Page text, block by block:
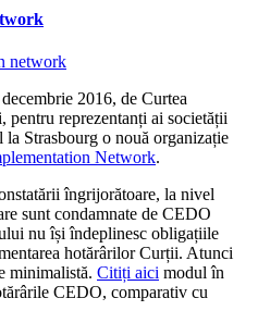
2016, de Curtea
reprezentanți ai societății
Strasbourg o nouă organizație
Network.
îngrijorătoare, la nivel
sunt condamnate de CEDO
nu își îndeplinesc obligațiile
hotărârilor Curții. Atunci
minimalistă. Citiți aici modul în
CEDO, comparativ cu